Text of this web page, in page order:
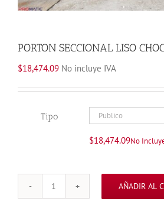
PORTON SECCIONAL LISO
$18,474.09 No incluye IVA
Tipo
$18,474.09No
PORTON
AÑADIR AL